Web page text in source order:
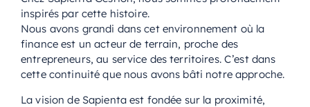
inspirés par cette histoire.
Nous avons grandi dans cet environnement où la
finance est un acteur de terrain, proche des
entrepreneurs, au service des territoires. C’est dans
cette continuité que nous avons bâti notre approche.
La vision de Sapienta est fondée sur la proximité,